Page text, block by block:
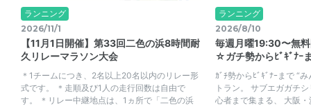
ランニング
2026/11/1
【11月1日開催】第33回二色の浜8時間耐
久リレーマラソン大会
＊1チームにつき、2名以上20名以内のリレー形
式です。 ＊走順及び1人の走行回数は自由で
す。 ＊リレー中継地点は、1ヵ所で「二色の浜
ランニング
2026/8/10
毎週月曜19:30〜無
☆ガチ勢からﾋﾞｷﾞﾅｰ
ｶﾞﾁ勢からﾋﾞｷﾞﾅｰまで “
トラン。 サブエガガチ
心者まで集まる、 大阪